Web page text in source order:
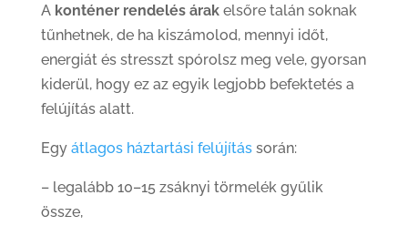
A konténer rendelés árakelsőre talán soknak
tűnhetnek, de ha kiszámolod, mennyi időt,
energiát és stresszt spórolsz meg vele, gyorsan
kiderül, hogy ez az egyik legjobb befektetés a
felújítás alatt.
Egy átlagos háztartási felújítássorán:
– legalább 10–15 zsáknyi törmelék gyűlik
össze,